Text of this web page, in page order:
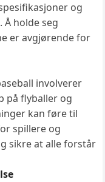
og
holde seg
er avgjørende for
involverer
på flyballer og
kan føre til
spillere og
sikre at alle forstår